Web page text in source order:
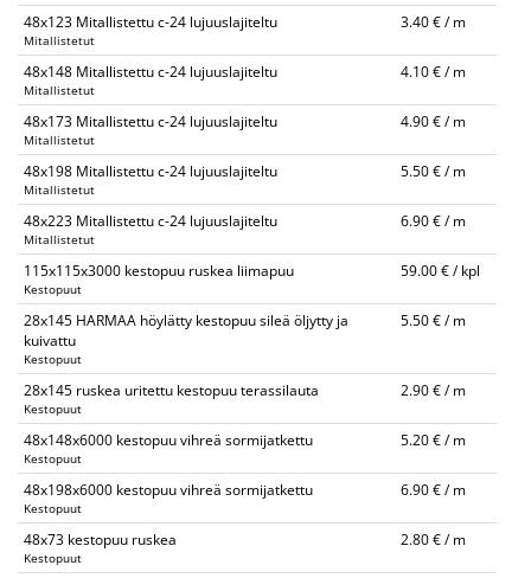
48x123 Mitallistettu c-24 lujuuslajiteltu
Mitallistetut
3.40 € / m
48x148 Mitallistettu c-24 lujuuslajiteltu
Mitallistetut
4.10 € / m
48x173 Mitallistettu c-24 lujuuslajiteltu
Mitallistetut
4.90 € / m
48x198 Mitallistettu c-24 lujuuslajiteltu
Mitallistetut
5.50 € / m
48x223 Mitallistettu c-24 lujuuslajiteltu
Mitallistetut
6.90 € / m
115x115x3000 kestopuu ruskea liimapuu
Kestopuut
59.00 € / kpl
28x145 HARMAA höylätty kestopuu sileä öljytty ja
kuivattu
Kestopuut
5.50 € / m
28x145 ruskea uritettu kestopuu terassilauta
Kestopuut
2.90 € / m
48x148x6000 kestopuu vihreä sormijatkettu
Kestopuut
5.20 € / m
48x198x6000 kestopuu vihreä sormijatkettu
Kestopuut
6.90 € / m
48x73 kestopuu ruskea
Kestopuut
2.80 € / m